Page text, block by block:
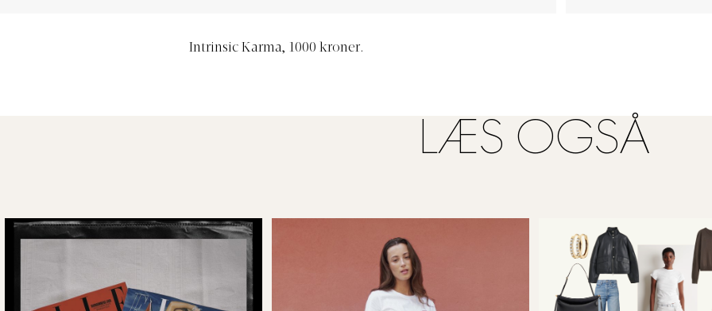
Intrinsic Karma, 1000 kroner.
LÆS OGSÅ